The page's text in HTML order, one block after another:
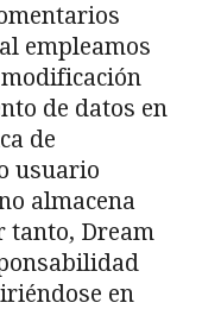
empleamos
de datos en
de
usuario
almacena
tanto, Dream
en